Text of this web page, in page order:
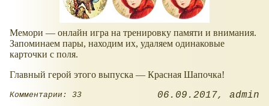
Мемори — онлайн игра на тренировку памяти и внимания.
Запоминаем пары, находим их, удаляем одинаковые
карточки с поля.
Главный герой этого выпуска — Красная Шапочка!
Комментарии: 33 06.09.2017 admin